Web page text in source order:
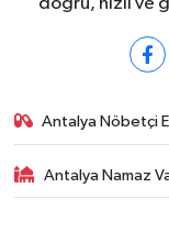
doğru, hızlı ve
Antalya Nöbetçi
Antalya Namaz